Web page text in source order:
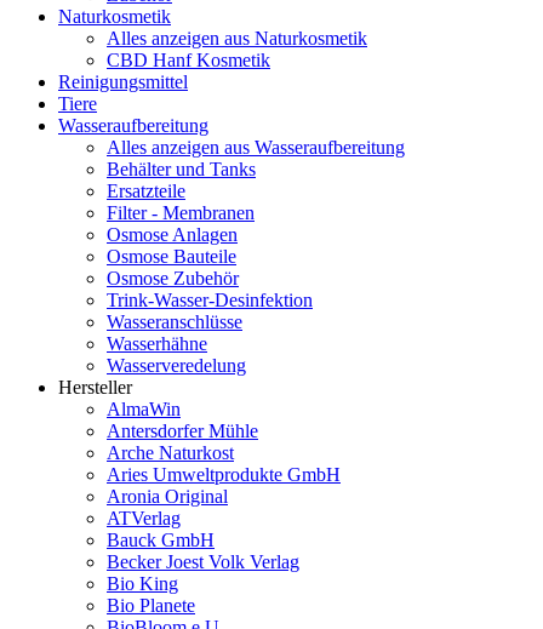
Naturkosmetik
Alles anzeigen aus Naturkosmetik
CBD Hanf Kosmetik
Reinigungsmittel
Tiere
Wasseraufbereitung
Alles anzeigen aus Wasseraufbereitung
Behälter und Tanks
Ersatzteile
Filter - Membranen
Osmose Anlagen
Osmose Bauteile
Osmose Zubehör
Trink-Wasser-Desinfektion
Wasseranschlüsse
Wasserhähne
Wasserveredelung
Hersteller
AlmaWin
Antersdorfer Mühle
Arche Naturkost
Aries Umweltprodukte GmbH
Aronia Original
ATVerlag
Bauck GmbH
Becker Joest Volk Verlag
Bio King
Bio Planete